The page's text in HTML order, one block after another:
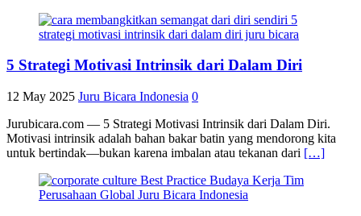
5 Strategi Motivasi Intrinsik dari Dalam Diri
12 May 2025 Juru Bicara Indonesia 0
Jurubicara.com — 5 Strategi Motivasi Intrinsik dari Dalam Diri.
Motivasi intrinsik adalah bahan bakar batin yang mendorong kita
untuk bertindak—bukan karena imbalan atau tekanan dari […]